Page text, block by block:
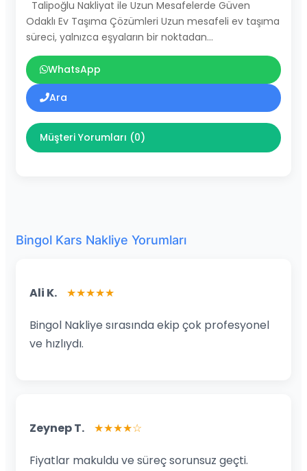
Talipoğlu Nakliyat ile Uzun Mesafelerde Güven
Odaklı Ev Taşıma Çözümleri Uzun mesafeli ev taşıma
süreci, yalnızca eşyaların bir noktadan…
WhatsApp
Ara
Müşteri Yorumları (0)
Bingol Kars Nakliye Yorumları
Ali K. ★★★★★
Bingol Nakliye sırasında ekip çok profesyonel
ve hızlıydı.
Zeynep T. ★★★★☆
Fiyatlar makuldu ve süreç sorunsuz geçti.